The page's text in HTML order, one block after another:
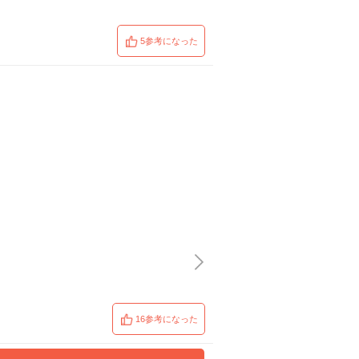
5参考になった
16参考になった